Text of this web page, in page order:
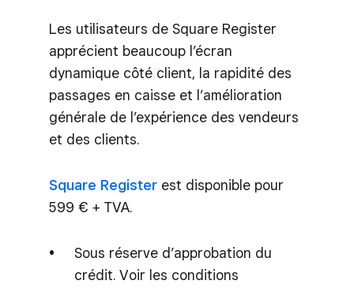
Les utilisateurs de Square Register
apprécient beaucoup l’écran
dynamique côté client, la rapidité des
passages en caisse et l’amélioration
générale de l’expérience des vendeurs
et des clients.
Square Register est disponible pour
599 € + TVA.
Sous réserve d’approbation du
crédit. Voir les conditions